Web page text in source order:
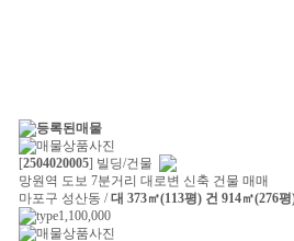
[2504020005] 빌딩/건물
망원역 도보 7분거리 대로변 신축 건물 매매
마포구 성산동 /대 373㎡(113평) 건 914㎡(276
1,100,000